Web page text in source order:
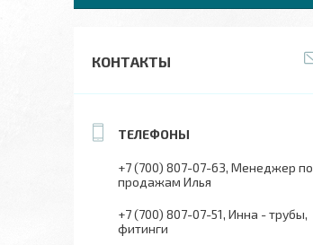
КОНТАКТЫ
+7 (700) 807-07-63 Менеджер по
продажам Илья
+7 (700) 807-07-51 Инна - трубы,
фитинги